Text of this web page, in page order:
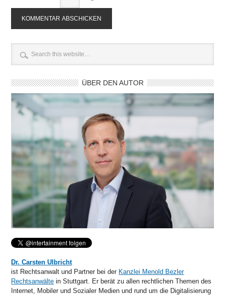
ÜBER DEN AUTOR
Dr. Carsten Ulbricht
ist Rechtsanwalt und Partner bei der Kanzlei Menold Bezler
Rechtsanwälte in Stuttgart. Er berät zu allen rechtlichen Themen des
Internet, Mobiler und Sozialer Medien und rund um die Digitalisierung